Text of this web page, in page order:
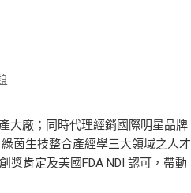
大廠；同時代理經銷國際明星品牌
茵生技整合產經學三大領域之人才
獎肯定及美國FDA NDI 認可，帶動